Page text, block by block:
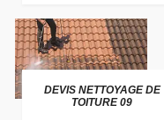
DEVIS NETTOYAGE DE
TOITURE 09